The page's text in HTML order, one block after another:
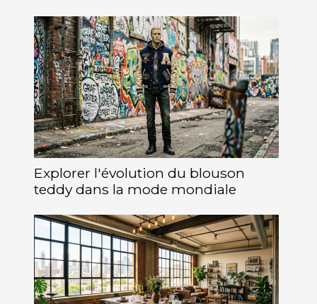
Explorer l'évolution du blouson
teddy dans la mode mondiale